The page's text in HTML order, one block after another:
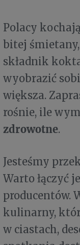
Polacy
bitej
składnik
wyobrazić
większa.
rośnie, ile
zdrowotne.
Jesteśmy
Warto łączyć
producentów.
kulinarny,
w ciastach,